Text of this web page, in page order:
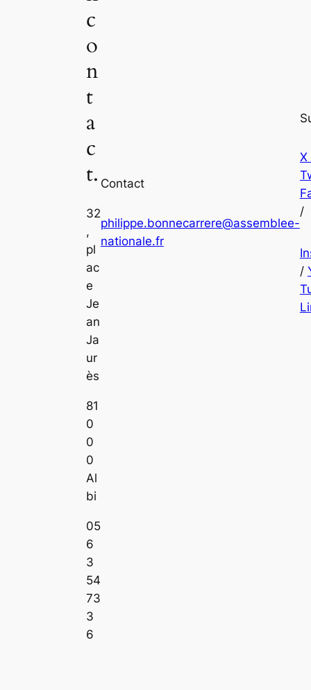
c
o
n
t
a
c
t.
32
,
pl
ac
e
Je
an
Ja
ur
ès
81
0
0
0
Al
bi
05
6
3
54
73
3
6
Contact
philippe.bonnecarrere@assemblee-
nationale.fr
X
/
/